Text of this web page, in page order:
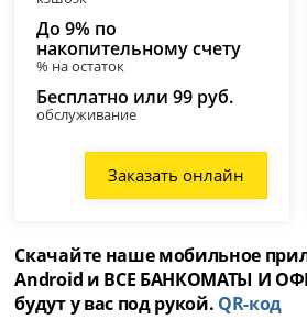
До 9% по
накопительному счету
% на остаток
Бесплатно или 99 руб.
обслуживание
Заказать онлайн
Скачайте наше мобильное
Android и ВСЕ БАНКОМАТЫ И
будут у вас под рукой. QR-код